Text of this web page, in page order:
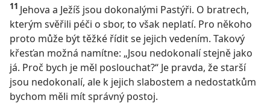
11 Jehova a Ježíš jsou dokonalými Pastýři. O bratrech,
kterým svěřili péči o sbor, to však neplatí. Pro někoho
proto může být těžké řídit se jejich vedením. Takový
křesťan možná namítne: „Jsou nedokonalí stejně jako
já. Proč bych je měl poslouchat?“ Je pravda, že starší
jsou nedokonalí, ale k jejich slabostem a nedostatkům
bychom měli mít správný postoj.